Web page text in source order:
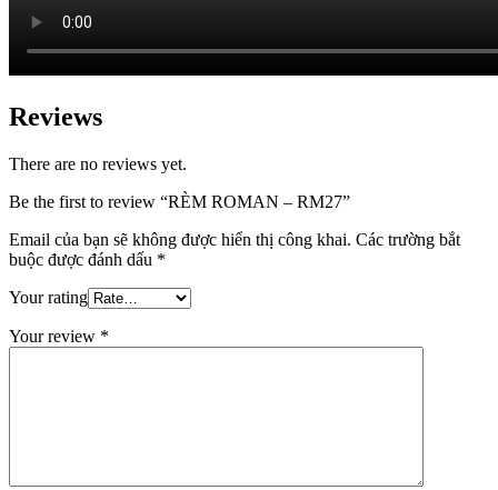
Reviews
There are no reviews yet.
Be the first to review “RÈM ROMAN – RM27”
Email của bạn sẽ không được hiển thị công khai. Các trường bắt
buộc được đánh dấu *
Your rating
Your review *